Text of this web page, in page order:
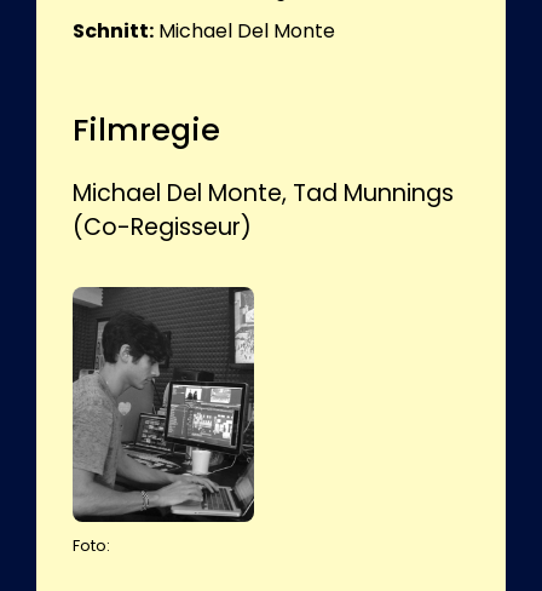
Schnitt: Michael Del Monte
Filmregie
Michael Del Monte, Tad Munnings
(Co-Regisseur)
Foto: